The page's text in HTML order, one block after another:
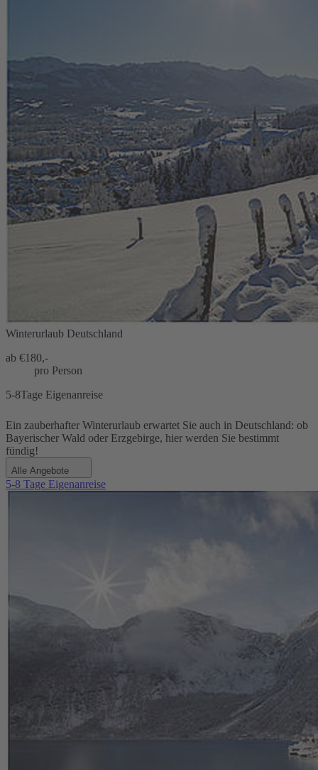
Winterurlaub Deutschland
ab €180,-
pro Person
5-8Tage Eigenanreise
Ein zauberhafter Winterurlaub erwartet Sie auch in Deutschland: ob
Bayerischer Wald oder Erzgebirge, hier werden Sie bestimmt
fündig!
Alle Angebote
5-8 Tage Eigenanreise